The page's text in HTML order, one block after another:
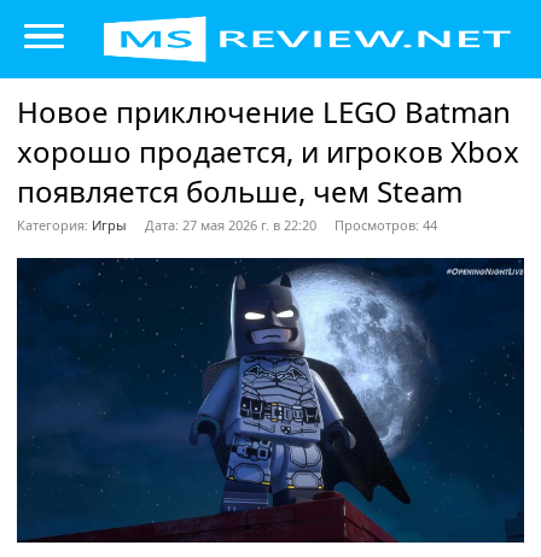
Новое приключение LEGO Batman
хорошо продается, и игроков Xbox
появляется больше, чем Steam
Категория: Игры Дата: 27 мая 2026 г. в 22:20 Просмотров: 44